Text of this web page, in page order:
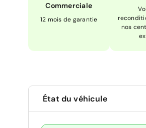
Commerciale
12 mois de garantie
nos
État du véhicule